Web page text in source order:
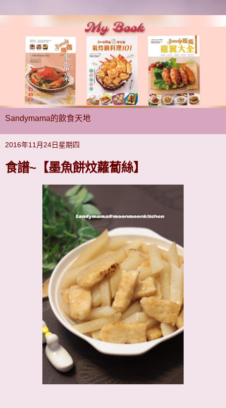
Sandymama的飲食天地
2016年11月24日星期四
食譜~【墨魚餅炆蘿蔔絲】